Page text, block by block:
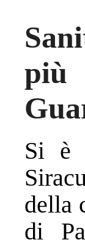
più
Si è
della
di